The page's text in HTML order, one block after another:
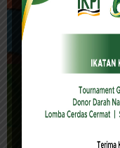
Empat Negara
Pangan ke AS!